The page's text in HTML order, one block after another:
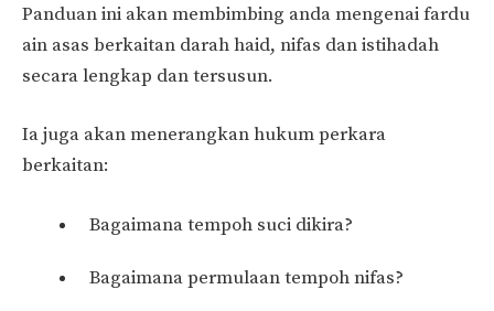
Panduan ini akan membimbing anda mengenai fardu
ain asas berkaitan darah haid, nifas dan istihadah
secara lengkap dan tersusun.
Ia juga akan menerangkan hukum perkara
berkaitan:
Bagaimana tempoh suci dikira?
Bagaimana permulaan tempoh nifas?